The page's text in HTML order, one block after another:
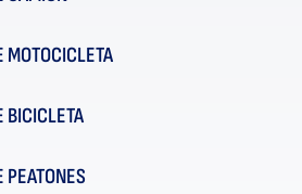
MOTOCICLETA
BICICLETA